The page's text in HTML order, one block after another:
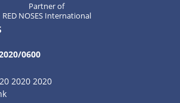
Partner of
RED NOSES International
0600
2020 2020